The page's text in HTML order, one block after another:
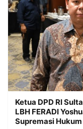
Ketua DPD RI
LBH FERADI
Supremasi Hukum